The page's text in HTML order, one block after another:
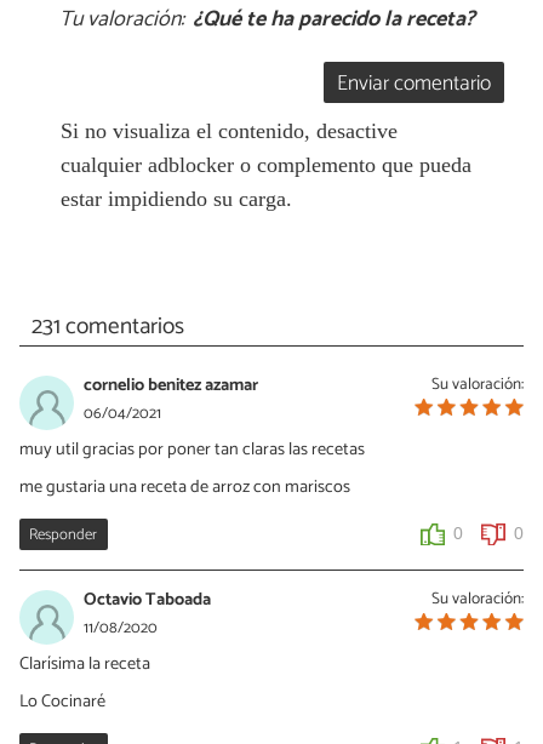
Tu valoración: ¿Qué te ha parecido la receta?
Enviar comentario
Si no visualiza el contenido, desactive
cualquier adblocker o complemento que pueda
estar impidiendo su carga.
231 comentarios
Su valoración:
cornelio benitez azamar
06/04/2021
muy util gracias por poner tan claras las recetas
me gustaria una receta de arroz con mariscos
Responder 0 0
Su valoración:
Octavio Taboada
11/08/2020
Clarísima la receta
Lo Cocinaré